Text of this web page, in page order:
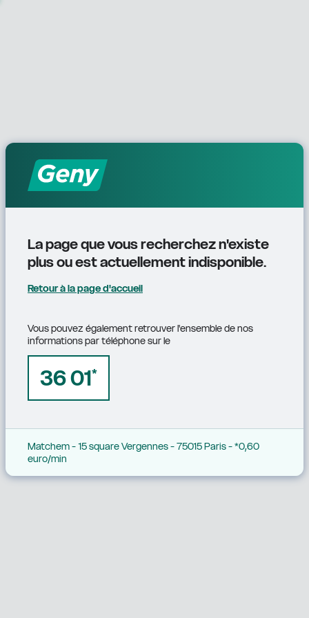
La page que vous recherchez n'existe
plus ou est actuellement indisponible.
Retour à la page d'accueil
Vous pouvez également retrouver l'ensemble de nos
informations par téléphone sur le
36 01*
Matchem - 15 square Vergennes - 75015 Paris - *0,60
euro/min